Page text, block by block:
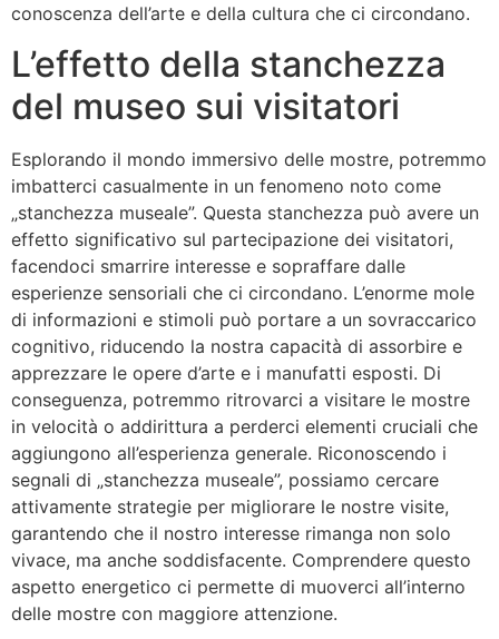
conoscenza dell’arte e della cultura che ci circondano.
L’effetto della stanchezza
del museo sui visitatori
Esplorando il mondo immersivo delle mostre, potremmo
imbatterci casualmente in un fenomeno noto come
„stanchezza museale”. Questa stanchezza può avere un
effetto significativo sul partecipazione dei visitatori,
facendoci smarrire interesse e sopraffare dalle
esperienze sensoriali che ci circondano. L’enorme mole
di informazioni e stimoli può portare a un sovraccarico
cognitivo, riducendo la nostra capacità di assorbire e
apprezzare le opere d’arte e i manufatti esposti. Di
conseguenza, potremmo ritrovarci a visitare le mostre
in velocità o addirittura a perderci elementi cruciali che
aggiungono all’esperienza generale. Riconoscendo i
segnali di „stanchezza museale”, possiamo cercare
attivamente strategie per migliorare le nostre visite,
garantendo che il nostro interesse rimanga non solo
vivace, ma anche soddisfacente. Comprendere questo
aspetto energetico ci permette di muoverci all’interno
delle mostre con maggiore attenzione.